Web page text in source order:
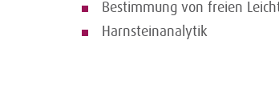
Bestimmung von freien
Harnsteinanalytik